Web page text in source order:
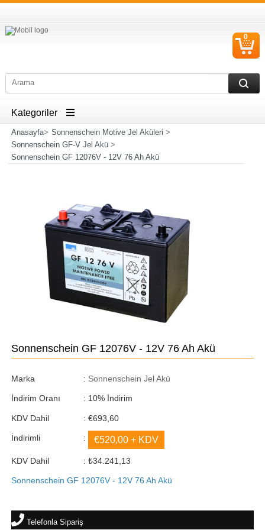
0
Kategoriler
Anasayfa> Sonnenschein Motive Jel Aküleri >
Sonnenschein GF-V Jel Akü>
Sonnenschein GF 12076V - 12V 76 Ah Akü
Sonnenschein GF 12076V - 12V 76 Ah Akü
Marka : Sonnenschein Jel Akü
İndirim Oranı : %
10 İndirim
KDV Dahil : €693,60
İndirimli : €520,00+ KDV
KDV Dahil : ₺34.241,13
Sonnenschein GF 12076V - 12V 76 Ah Akü
Telefonla Sipariş